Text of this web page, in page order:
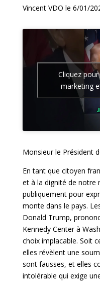
Vincent VDO le 6/01/
Cliquez
marketing
Monsieur le Président
En tant que citoyen
et à la dignité de notre
publiquement pour
monte dans le pays.
Donald Trump,
Kennedy Center à
choix implacable. Soit
elles révèlent une
sont fausses, et elles
intolérable qui exige